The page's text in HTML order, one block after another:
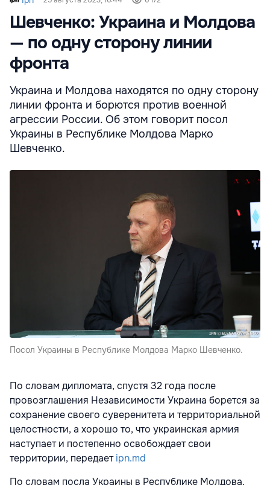
Шевченко: Украина и Молдова
— по одну сторону линии
фронта
Украина и Молдова находятся по одну сторону
линии фронта и борются против военной
агрессии России. Об этом говорит посол
Украины в Республике Молдова Марко
Шевченко.
Посол Украины в Республике Молдова Марко Шевченко.
По словам дипломата, спустя 32 года после
провозглашения Независимости Украина борется за
сохранение своего суверенитета и территориальной
целостности, а хорошо то, что украинская армия
наступает и постепенно освобождает свои
территории, передаетipn.md
По словам посла Украины в Республике Молдова,